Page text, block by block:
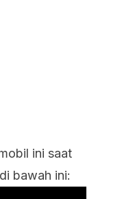
ini saat
bawah ini: